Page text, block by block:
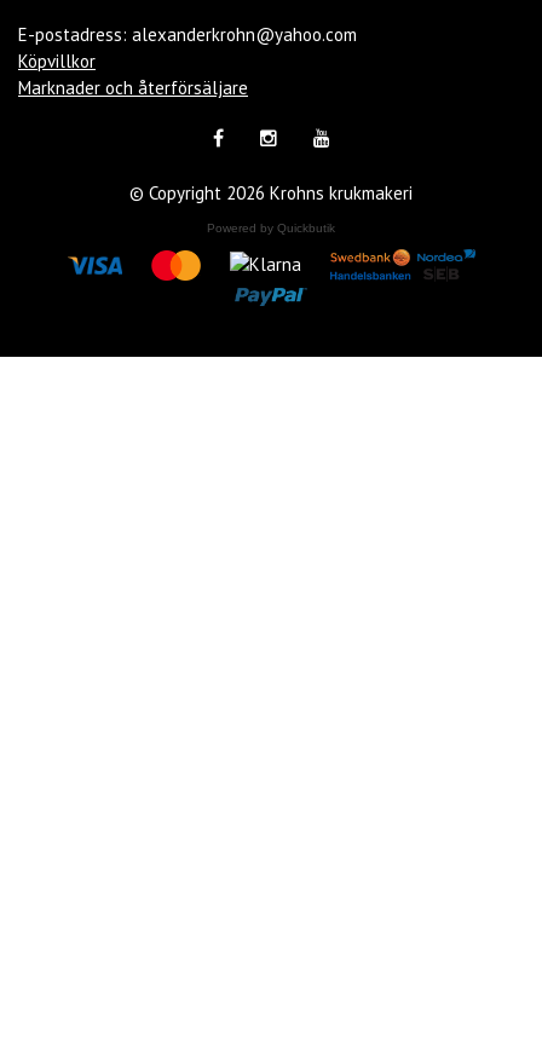
E-postadress: alexanderkrohn@yahoo.com
Köpvillkor
Marknader och återförsäljare
© Copyright 2026 Krohns krukmakeri
Powered by Quickbutik